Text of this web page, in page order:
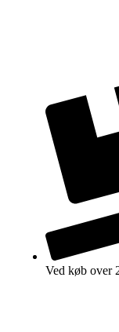
Ved køb over